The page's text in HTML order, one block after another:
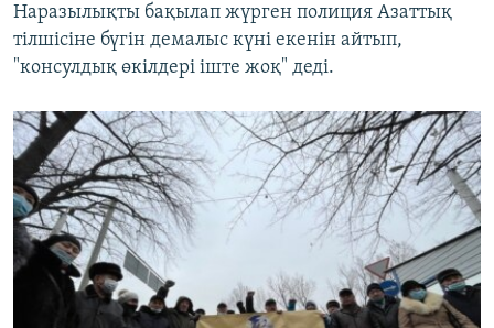
Наразылықты бақылап жүрген полиция Азаттық
тілшісіне бүгін демалыс күні екенін айтып,
"консулдық өкілдері іште жоқ" деді.